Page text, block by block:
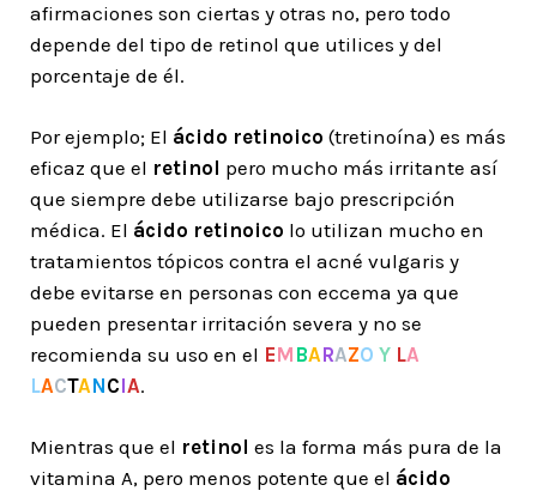
afirmaciones son ciertas y otras no, pero todo
depende del tipo de retinol que utilices y del
porcentaje de él.
Por ejemplo; El ácido retinoico (tretinoína) es más
eficaz que el retinol pero mucho más irritante así
que siempre debe utilizarse bajo prescripción
médica. El ácido retinoico lo utilizan mucho en
tratamientos tópicos contra el acné vulgaris y
debe evitarse en personas con eccema ya que
pueden presentar irritación severa y no se
recomienda su uso en el EM BARAZO Y LA
LACTANCIA.
Mientras que el retinol es la forma más pura de la
vitamina A, pero menos potente que el ácido